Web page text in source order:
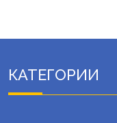
КАТЕГОРИИ